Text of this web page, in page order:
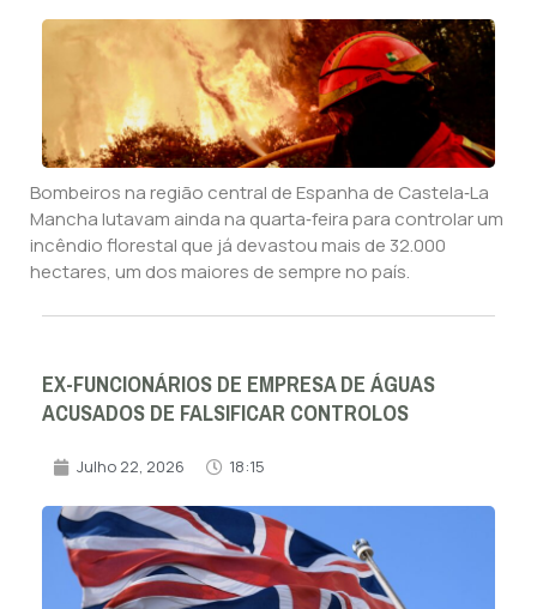
Bombeiros na região central de Espanha de Castela‑La
Mancha lutavam ainda na quarta‑feira para controlar um
incêndio florestal que já devastou mais de 32.000
hectares, um dos maiores de sempre no país.
EX-FUNCIONÁRIOS DE EMPRESA DE ÁGUAS
ACUSADOS DE FALSIFICAR CONTROLOS
Julho 22, 2026 18:15